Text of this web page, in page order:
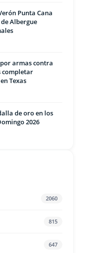
Punta Cana
Albergue
armas contra
completar
Texas
de oro en los
2026
2060
815
647